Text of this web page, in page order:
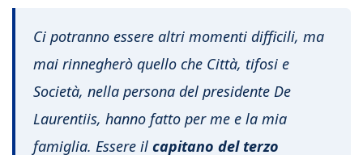
Ci potranno essere altri momenti difficili, ma
mai rinnegherò quello che Città, tifosi e
Società, nella persona del presidente De
Laurentiis, hanno fatto per me e la mia
famiglia. Essere il capitano del terzo